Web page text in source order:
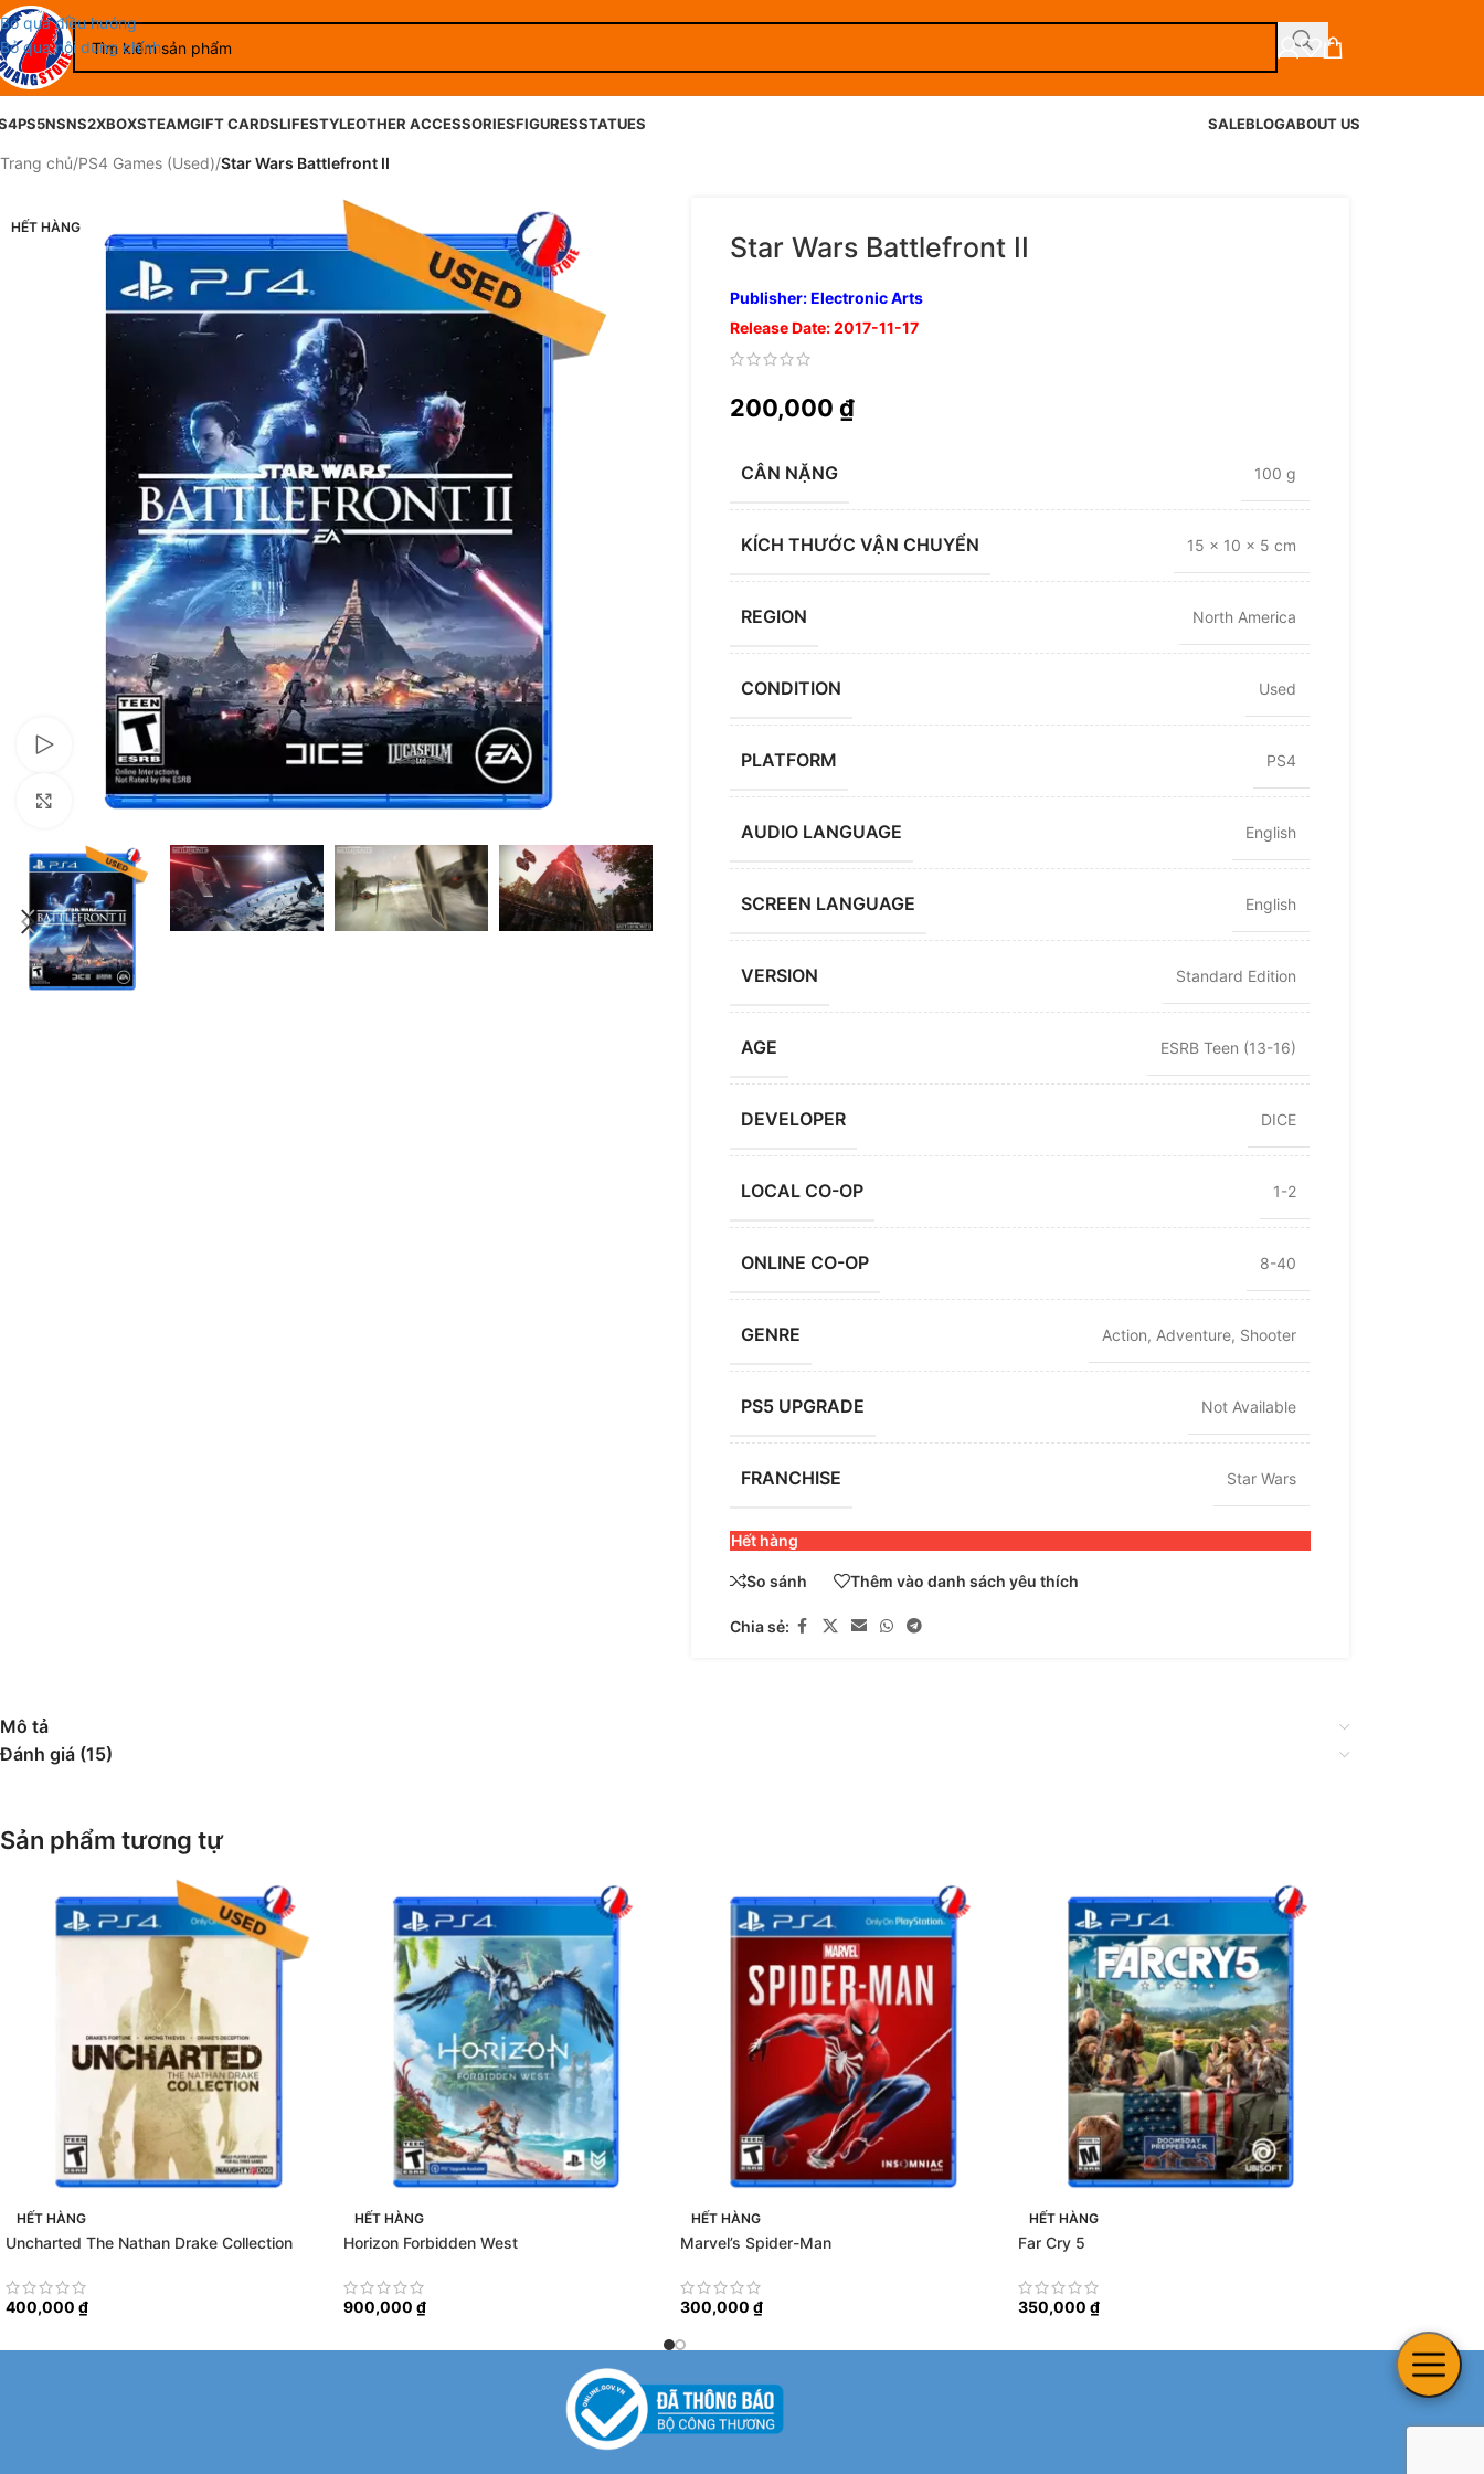
Bỏ qua điều hướng
Bỏ qua nội dung chính
PS5NSNS2XBOXSTEAMGIFT CARDSLIFESTYLEOTHER ACCESSORIESFIGURESSTATUES SALEBLOGABOUT US
Trang chủ/PS4 Games (Used)/Star Wars Battlefront II
HẾT HÀNG
Xem video
Nhấp để phóng to
Star Wars Battlefront II
Publisher: Electronic Arts
Release Date: 2017-11-17
200,000 ₫
CÂN NẶNG 100 g
KÍCH THƯỚC VẬN CHUYỂN 15 × 10 × 5 cm
REGION North America
CONDITION Used
PLATFORM PS4
AUDIO LANGUAGE English
SCREEN LANGUAGE English
VERSION Standard Edition
AGE ESRB Teen (13-16)
DEVELOPER DICE
LOCAL CO-OP 1-2
ONLINE CO-OP 8-40
GENRE Action, Adventure, Shooter
PS5 UPGRADE Not Available
FRANCHISE Star Wars
Hết hàng
So sánh Thêm vào danh sách yêu thích
Chia sẻ:
Mô tả
Đánh giá (15)
Sản phẩm tương tự
HẾT HÀNG
Uncharted The Nathan Drake Collection
400,000 ₫
HẾT HÀNG
Horizon Forbidden West
900,000 ₫
HẾT HÀNG
Marvel’s Spider-Man
300,000 ₫
HẾT HÀNG
Far Cry 5
350,000 ₫